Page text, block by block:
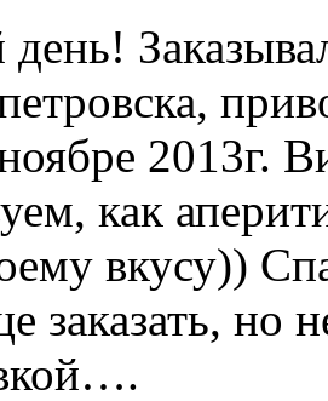
2013г.
как
вкусу))
заказать, но